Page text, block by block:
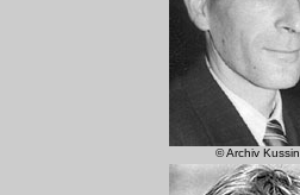
© Archiv Kussin